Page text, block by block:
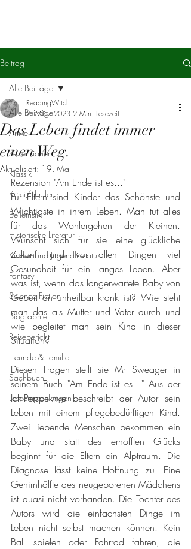
Beitrag
Alle Beiträge
Artikel
Rezensionen
Klassik
Krimi/Thriller
Belletristik
Historische Literatur
Kinder- und Jugendliteratur
Fantasy
Science Fiction
Biographie
Reisebericht
Freunde & Familie
Sachbuch
Leseempfehlungen
Alle Beiträge
Das Leben findet immer
einen Weg.
ReadingWitch
7. März 2023 2 Min. Lesezeit
Aktualisiert: 19. Mai
Rezension "Am Ende ist es..."
Für Eltern sind Kinder das Schönste und
Wichtigste in ihrem Leben. Man tut alles
für das Wohlergehen der Kleinen.
Wünscht sich für sie eine glückliche
Zukunft und vor allen Dingen viel
Gesundheit für ein langes Leben. Aber
was ist, wenn das langerwartete Baby von
Geburt an unheilbar krank ist? Wie steht
man das als Mutter und Vater durch und
wie begleitet man sein Kind in dieser
Situation?
Diesen Fragen stellt sie Mr Sweager in
seinem Buch "Am Ende ist es..." Aus der
Ich-Perspektive beschreibt der Autor sein
Leben mit einem pflegebedürftigen Kind.
Zwei liebende Menschen bekommen ein
Baby und statt des erhofften Glücks
beginnt für die Eltern ein Alptraum. Die
Diagnose lässt keine Hoffnung zu. Eine
Gehirnhälfte des neugeborenen Mädchens
ist quasi nicht vorhanden. Die Tochter des
Autors wird die einfachsten Dinge im
Leben nicht selbst machen können. Kein
Ball spielen oder Fahrrad fahren, die